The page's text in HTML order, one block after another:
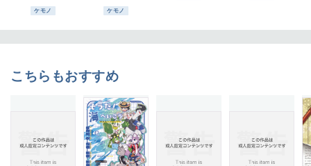
ケモノ ケモノ
こちらもおすすめ